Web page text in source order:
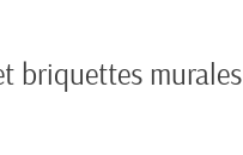
briquettes murales